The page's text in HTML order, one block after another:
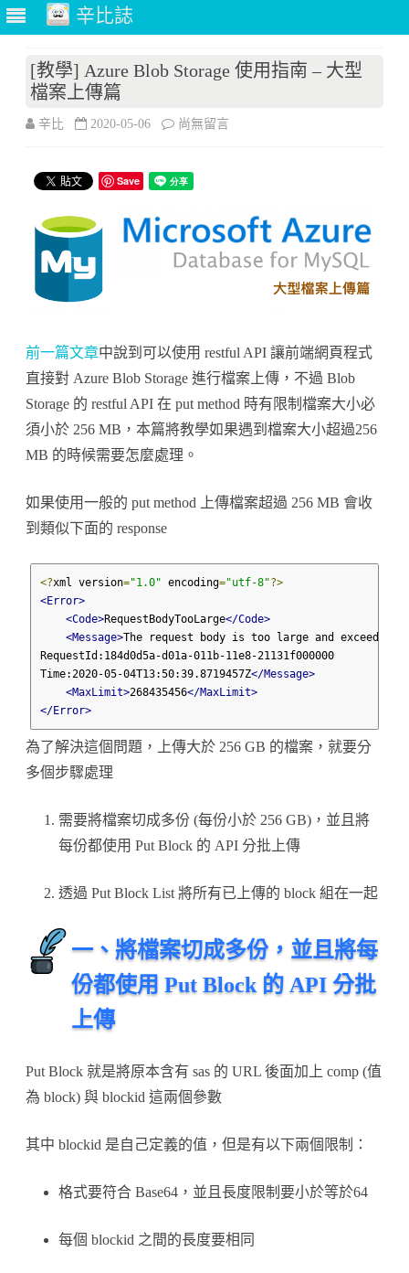
辛比誌
content
[教學] Azure Blob Storage 使用指南 – 大型
檔案上傳篇
辛比 2020-05-06 在
學]
Blob
用
指
南
型
傳
篇〉
中
尚無留言
Save
前一篇文章中說到可以使用 restful API 讓前端網頁程式
直接對 Azure Blob Storage 進行檔案上傳，不過 Blob
Storage 的 restful API 在 put method 時有限制檔案大小必
須小於 256 MB，本篇將教學如果遇到檔案大小超過256
MB 的時候需要怎麼處理。
如果使用一般的 put method 上傳檔案超過 256 MB 會收
到類似下面的 response
<?xml version="1.0" encoding="utf-8"?>
<Error>
<Code>RequestBodyTooLarge</Code>
<Message>The request body is too large and exceeds
RequestId:184d0d5a-d01a-011b-11e8-21131f000000
Time:2020-05-04T13:50:39.8719457Z</Message>
<MaxLimit>268435456</MaxLimit>
</Error>
為了解決這個問題，上傳大於 256 GB 的檔案，就要分
多個步驟處理
需要將檔案切成多份 (每份小於 256 GB)，並且將
每份都使用 Put Block 的 API 分批上傳
透過 Put Block List 將所有已上傳的 block 組在一起
一、將檔案切成多份，並且將每
份都使用 Put Block 的 API 分批
上傳
Put Block 就是將原本含有 sas 的 URL 後面加上 comp (值
為 block) 與 blockid 這兩個參數
其中 blockid 是自己定義的值，但是有以下兩個限制：
格式要符合 Base64，並且長度限制要小於等於64
每個 blockid 之間的長度要相同